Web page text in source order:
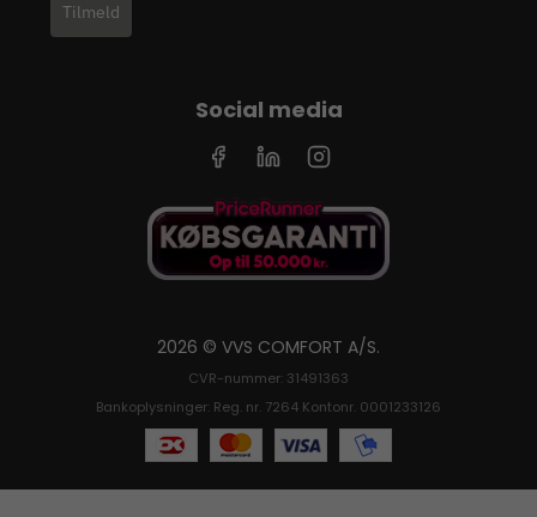
Tilmeld
Social media
2026 © VVS COMFORT A/S.
CVR-nummer: 31491363
Bankoplysninger: Reg. nr. 7264 Kontonr. 0001233126